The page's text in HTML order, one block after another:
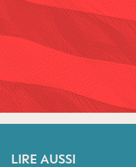
LIRE AUSSI